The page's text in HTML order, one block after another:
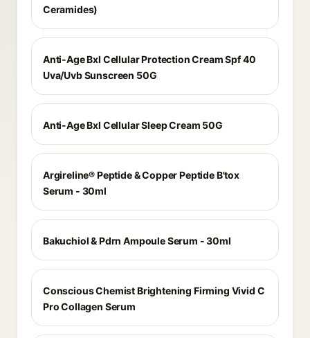
Ceramides)
Anti-Age Bxl Cellular Protection Cream Spf 40
Uva/Uvb Sunscreen 50G
Anti-Age Bxl Cellular Sleep Cream 50G
Argireline® Peptide & Copper Peptide B'tox
Serum - 30ml
Bakuchiol & Pdrn Ampoule Serum - 30ml
Conscious Chemist Brightening Firming Vivid C
Pro Collagen Serum